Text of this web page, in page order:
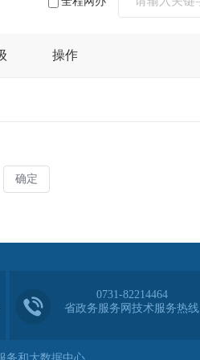
0731-82214464
省政务服务网技术服务热线